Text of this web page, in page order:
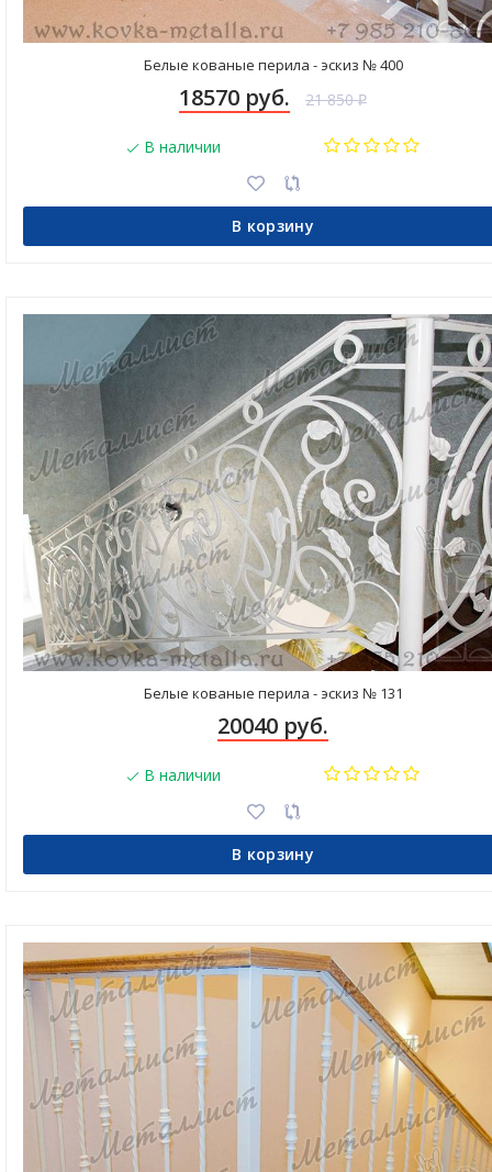
Белые кованые перила - эскиз № 400
18570 руб. 21 850₽
В наличии
В корзину
Белые кованые перила - эскиз № 131
20040 руб.
В наличии
В корзину